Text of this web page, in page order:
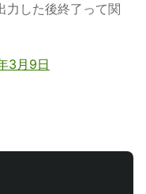
力した後終了って関
3月9日